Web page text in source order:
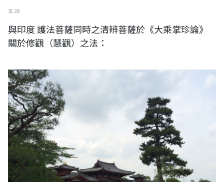
五 28
與印度 護法菩薩同時之清辨菩薩於《大乘掌珍論》
關於修觀（慧觀）之法：
日本。宇治。平等院